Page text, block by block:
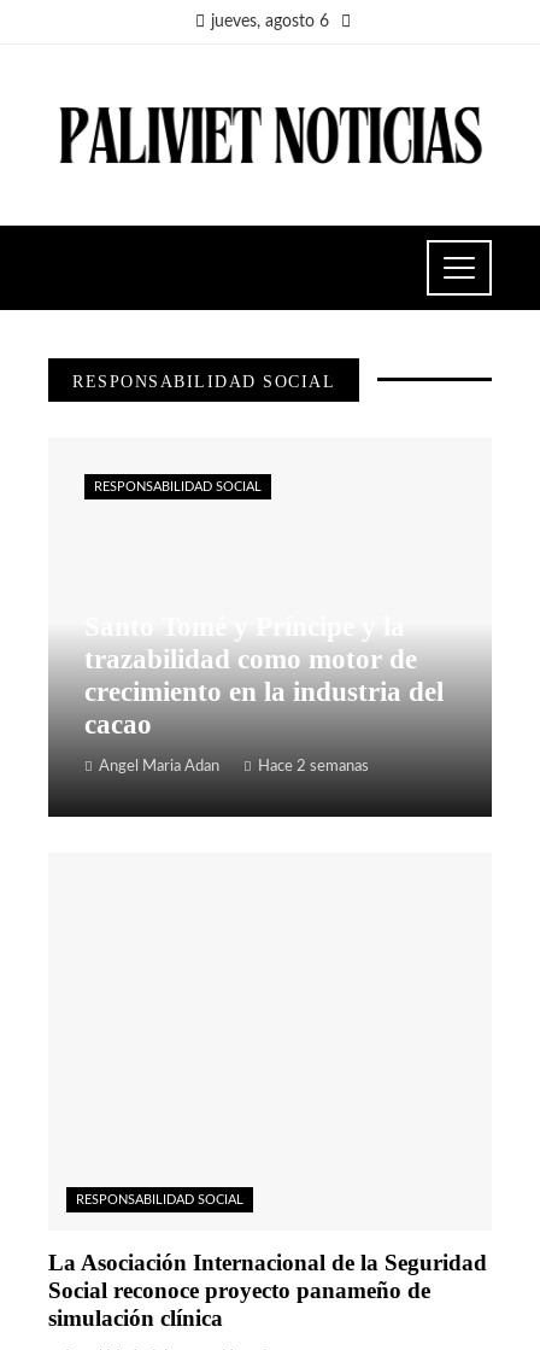
jueves, agosto 6
RESPONSABILIDAD SOCIAL
trazabilidad como motor de
crecimiento en la industria del
cacao
Angel Maria Adan Hace 2 semanas
RESPONSABILIDAD SOCIAL
RESPONSABILIDAD SOCIAL
La Asociación Internacional de la Seguridad
Social reconoce proyecto panameño de
simulación clínica